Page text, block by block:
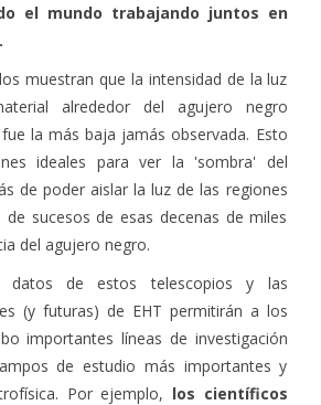
el mundo trabajando juntos en
muestran que la intensidad de la luz
alrededor del agujero negro
la más baja jamás observada. Esto
ideales para ver la 'sombra' del
de poder aislar la luz de las regiones
sucesos de esas decenas de miles
del agujero negro.
datos de estos telescopios y las
(y futuras) de EHT permitirán a los
importantes líneas de investigación
de estudio más importantes y
Por ejemplo, los científicos